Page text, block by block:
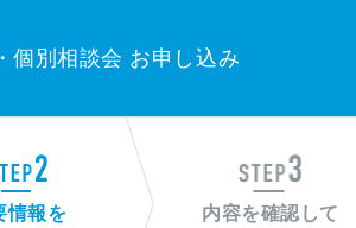
個別相談会 お申し込み
情報を
内容を確認して